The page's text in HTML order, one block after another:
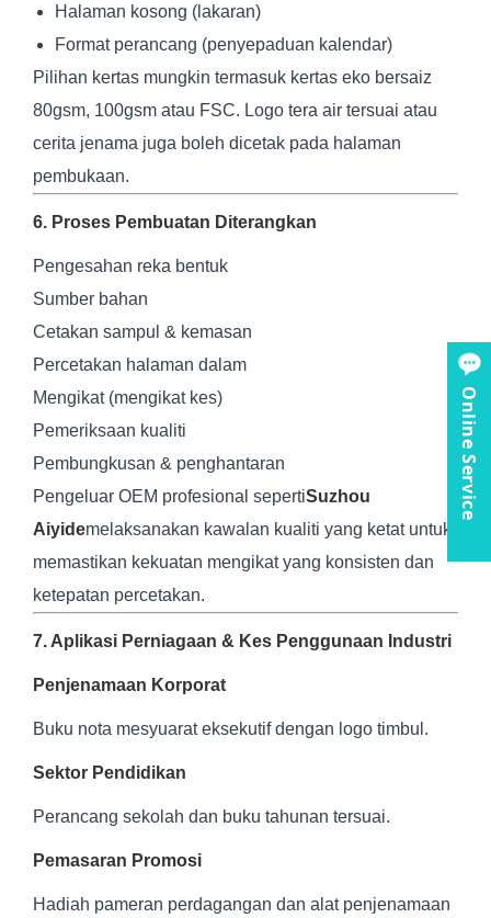
Halaman kosong (lakaran)
Format perancang (penyepaduan kalendar)
Pilihan kertas mungkin termasuk kertas eko bersaiz
80gsm, 100gsm atau FSC. Logo tera air tersuai atau
cerita jenama juga boleh dicetak pada halaman
pembukaan.
6. Proses Pembuatan Diterangkan
Pengesahan reka bentuk
Sumber bahan
Cetakan sampul & kemasan
Percetakan halaman dalam
Mengikat (mengikat kes)
Pemeriksaan kualiti
Pembungkusan & penghantaran
Pengeluar OEM profesional sepertiSuzhou
Aiyidemelaksanakan kawalan kualiti yang ketat untuk
memastikan kekuatan mengikat yang konsisten dan
ketepatan percetakan.
7. Aplikasi Perniagaan & Kes Penggunaan Industri
Penjenamaan Korporat
Buku nota mesyuarat eksekutif dengan logo timbul.
Sektor Pendidikan
Perancang sekolah dan buku tahunan tersuai.
Pemasaran Promosi
Hadiah pameran perdagangan dan alat penjenamaan
Online Service